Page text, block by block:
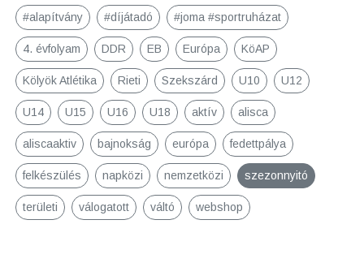
#alapítvány #díjátadó #joma #sportruházat
4. évfolyam DDR EB Európa KöAP
Kölyök Atlétika Rieti Szekszárd U10 U12
U14 U15 U16 U18 aktív alisca
aliscaaktiv bajnokság európa fedettpálya
felkészülés napközi nemzetközi szezonnyitó
területi válogatott váltó webshop